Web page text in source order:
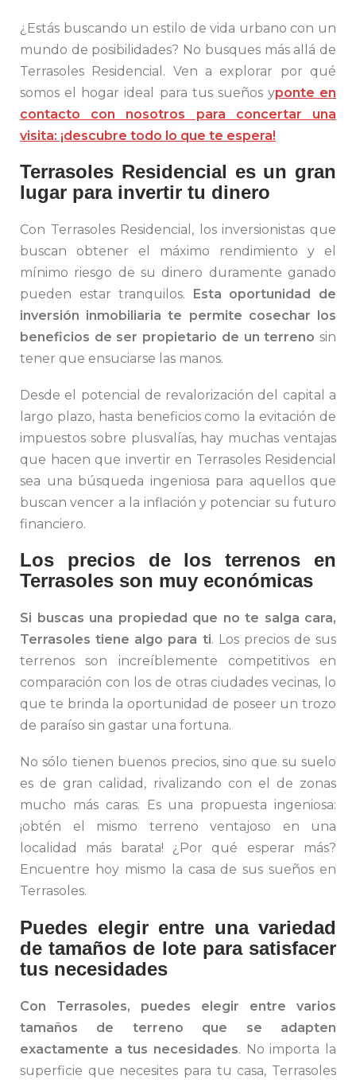
¿Estás buscando un estilo de vida urbano con un
mundo de posibilidades? No busques más allá de
Terrasoles Residencial. Ven a explorar por qué
somos el hogar ideal para tus sueños yponte en
contacto con nosotros para concertar una
visita: ¡descubre todo lo que te espera!
Terrasoles Residencial es un gran
lugar para invertir tu dinero
Con Terrasoles Residencial, los inversionistas que
buscan obtener el máximo rendimiento y el
mínimo riesgo de su dinero duramente ganado
pueden estar tranquilos. Esta oportunidad de
inversión inmobiliaria te permite cosechar los
beneficios de ser propietario de un terreno sin
tener que ensuciarse las manos.
Desde el potencial de revalorización del capital a
largo plazo, hasta beneficios como la evitación de
impuestos sobre plusvalías, hay muchas ventajas
que hacen que invertir en Terrasoles Residencial
sea una búsqueda ingeniosa para aquellos que
buscan vencer a la inflación y potenciar su futuro
financiero.
Los precios de los terrenos en
Terrasoles son muy económicas
Si buscas una propiedad que no te salga cara,
Terrasoles tiene algo para ti. Los precios de sus
terrenos son increíblemente competitivos en
comparación con los de otras ciudades vecinas, lo
que te brinda la oportunidad de poseer un trozo
de paraíso sin gastar una fortuna.
No sólo tienen buenos precios, sino que su suelo
es de gran calidad, rivalizando con el de zonas
mucho más caras. Es una propuesta ingeniosa:
¡obtén el mismo terreno ventajoso en una
localidad más barata! ¿Por qué esperar más?
Encuentre hoy mismo la casa de sus sueños en
Terrasoles.
Puedes elegir entre una variedad
de tamaños de lote para satisfacer
tus necesidades
Con Terrasoles, puedes elegir entre varios
tamaños de terreno que se adapten
exactamente a tus necesidades. No importa la
superficie que necesites para tu casa, Terrasoles